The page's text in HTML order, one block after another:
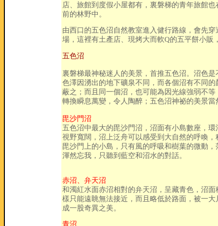
店、旅館到度假小屋都有，裏磐梯的青年旅館
前的林野中。
由西口的五色沼自然教室進入健行路線，會先
場，這裡有土產店、現烤大而軟Q的五平餅小販
五色沼
裏磐梯最神秘迷人的美景，首推五色沼。沼色
色澤因湧出的地下礦泉不同，而各個沼有不同
蔽之；而且同一個沼，也可能為因光線強弱不
轉換瞬息萬變，令人陶醉；五色沼神祕的美景
毘沙門沼
五色沼中最大的毘沙門沼，沼面有小島數座，
視野寬闊，沼上泛舟可以感受到大自然的呼喚
毘沙門上的小島，只有風的呼吸和樹葉的微動
渾然忘我，只聽到藍空和沼水的對話。
赤沼、弁天沼
和濁紅水面赤沼相對的弁天沼，呈藏青色，沼
樣只能遠眺無法接近，而且略低於路面，被一
成一股奇異之美。
青沼